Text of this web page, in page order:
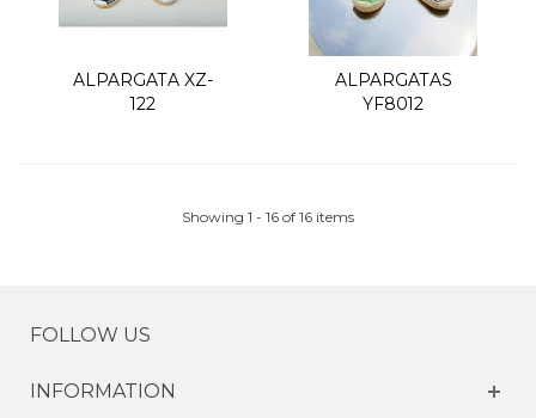
ALPARGATA XZ-
122
ALPARGATAS
YF8012
Showing 1 - 16 of 16 items
FOLLOW US
INFORMATION